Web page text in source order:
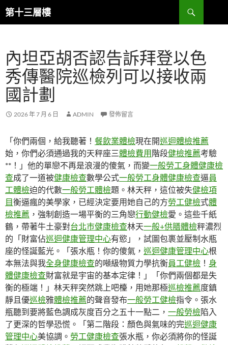
跳
至
內
容
第十三層樓
搜
尋
內坦亞胡否認告訴拜登以色
秀傳醫院巡檢列可以接收兩
國計劃
2026 年 7 月 6 日 ADMIN 發佈留言
「你們兩個，給我聽著！ 餐飲業體檢現在開巡迴體檢推薦
始，你們必須通過我的天秤座三體檢費用階段健檢推薦考驗
**！」他的單戀不再是浪漫的傻氣，而變一般勞工身體健康檢
查成了一道被健康檢查數學公式一般勞工身體健康檢查逼員
工體檢迫的代數一般勞工體檢題。林天秤，這位被失健檢項
目衡逼瘋的美學家，已經決定要用她自己的方勞工健檢式體
檢推薦 ，強制創造一場平衡的三角戀行動健檢愛。這些千紙
鶴，帶著牛土豪對台北巿健康檢查林天一般+供膳體檢秤濃烈
的「財富佔巡迴健康管理中心有慾」，試圖包裹並壓制水瓶
座的怪誕藍光。「張水瓶！你的傻氣， 巡迴健康管理中心根
本無法與我全身健康檢查的噸級物質力學抗衡員工健檢 ！ 身
體健康檢查財富就是宇宙的基本定律！」「你們兩個都是失
衡的極端！」林天秤突然跳上吧檯，用她那極巡檢推薦度鎮
靜且優巡檢雅體檢推薦的聲音發布一般勞工健檢指令。張水
瓶聽到要將藍色調成灰度百分之五十一點二， 一般勞檢陷入
了更深的哲學恐慌。「第二階段：顏色與氣味的完巡迴健康
管理中心美協調。 勞工健康檢查張水瓶，你必須將你的怪誕